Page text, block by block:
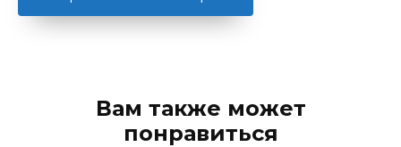
Вам также может
понравиться